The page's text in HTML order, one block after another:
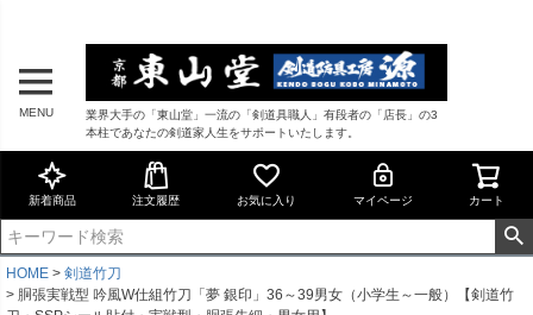
MENU
業界大手の「東山堂」一流の「剣道具職人」有段者の「店長」の3
本柱であなたの剣道家人生をサポートいたします。
新着商品 注文履歴 お気に入り マイページ カート
HOME
剣道竹刀
胴張実戦型 吟風W仕組竹刀「夢 銀印」36～39男女（小学生～一般）【剣道竹